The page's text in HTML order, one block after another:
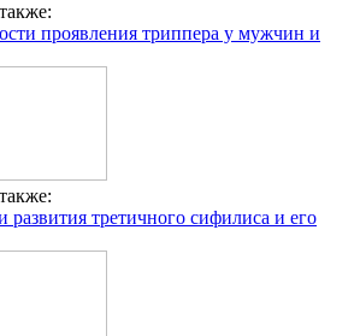
проявления триппера у мужчин и
развития третичного сифилиса и его